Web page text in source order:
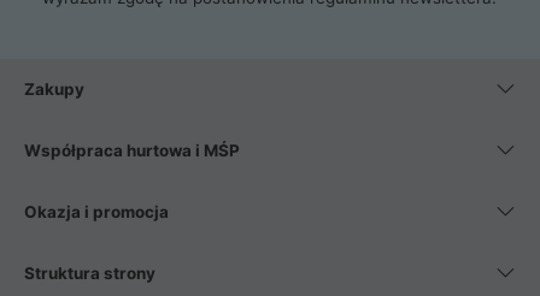
Smartfony takich producentów jak Xiaomi, Apple, Samsung i
wentylatory. Na koniec mając już to wszystko, możesz
Zakupy
Współpraca hurtowa i MŚP
Okazja i promocja
Struktura strony